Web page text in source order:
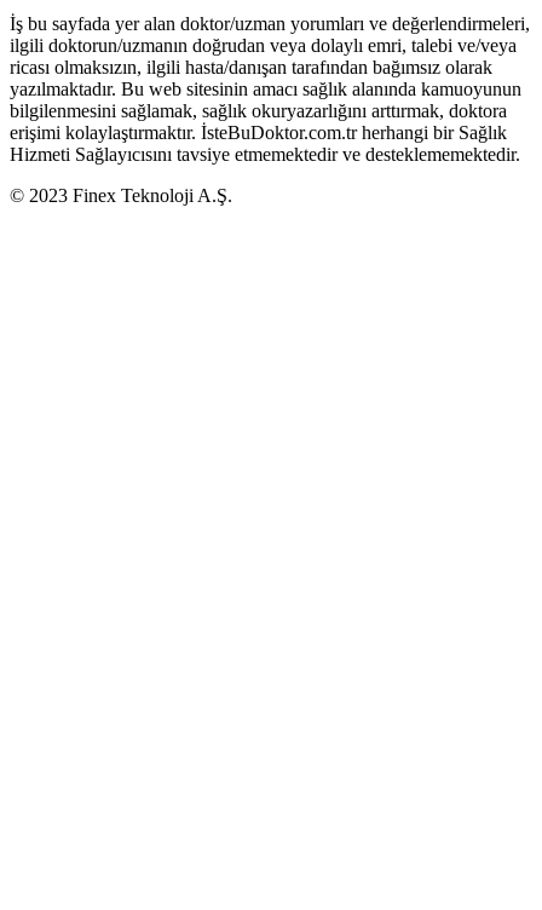
İş bu sayfada yer alan doktor/uzman yorumları ve değerlendirmeleri,
ilgili doktorun/uzmanın doğrudan veya dolaylı emri, talebi ve/veya
ricası olmaksızın, ilgili hasta/danışan tarafından bağımsız olarak
yazılmaktadır. Bu web sitesinin amacı sağlık alanında kamuoyunun
bilgilenmesini sağlamak, sağlık okuryazarlığını arttırmak, doktora
erişimi kolaylaştırmaktır. İsteBuDoktor.com.tr herhangi bir Sağlık
Hizmeti Sağlayıcısını tavsiye etmemektedir ve desteklememektedir.
© 2023 Finex Teknoloji A.Ş.